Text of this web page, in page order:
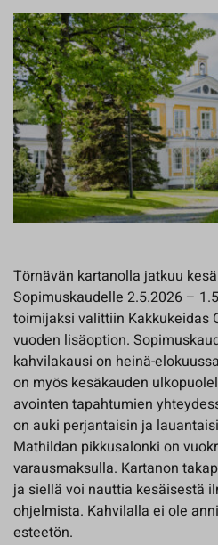
Törnävän kartanolla jatkuu
Sopimuskaudelle 2.5.2026 –
toimijaksi valittiin Kakkukeidas
vuoden lisäoption.
kahvilakausi on heinä-
on myös kesäkauden
avointen tapahtumien
on auki perjantaisin ja
Mathildan pikkusalonki on
varausmaksulla. Kartanon
ja siellä voi nauttia kesäisestä
ohjelmista. Kahvilalla ei ole
esteetön.